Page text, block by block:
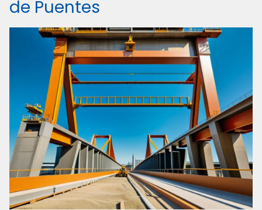
de Puentes